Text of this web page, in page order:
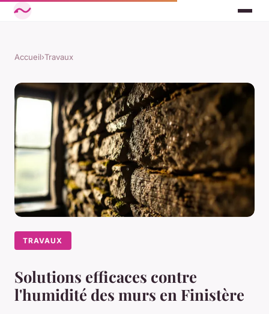
Accueil›Travaux
TRAVAUX
Solutions efficaces contre
l'humidité des murs en Finistère